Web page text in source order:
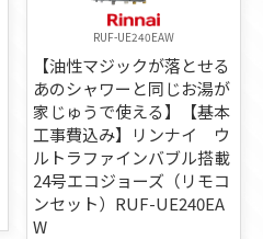
RUF-UE240EAW
【油性マジックが落とせる
あのシャワーと同じお湯が
家じゅうで使える】【基本
工事費込み】リンナイ ウ
ルトラファインバブル搭載
24号エコジョーズ（リモコ
ンセット）RUF-UE240EA
W